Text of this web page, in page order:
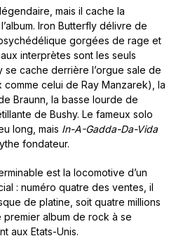
mais il cache la
Iron Butterfly délivre de
gorgées de rage et
interprètes sont les seuls
se cache derrière l’orgue sale de
comme celui de Ray Manzarek), la
Braunn, la basse lourde de
de Bushy. Le fameux solo
long, mais In-A-Gadda-Da-Vida
fondateur.
est la locomotive d’un
: numéro quatre des ventes, il
de platine, soit quatre millions
premier album de rock à se
aux Etats-Unis.